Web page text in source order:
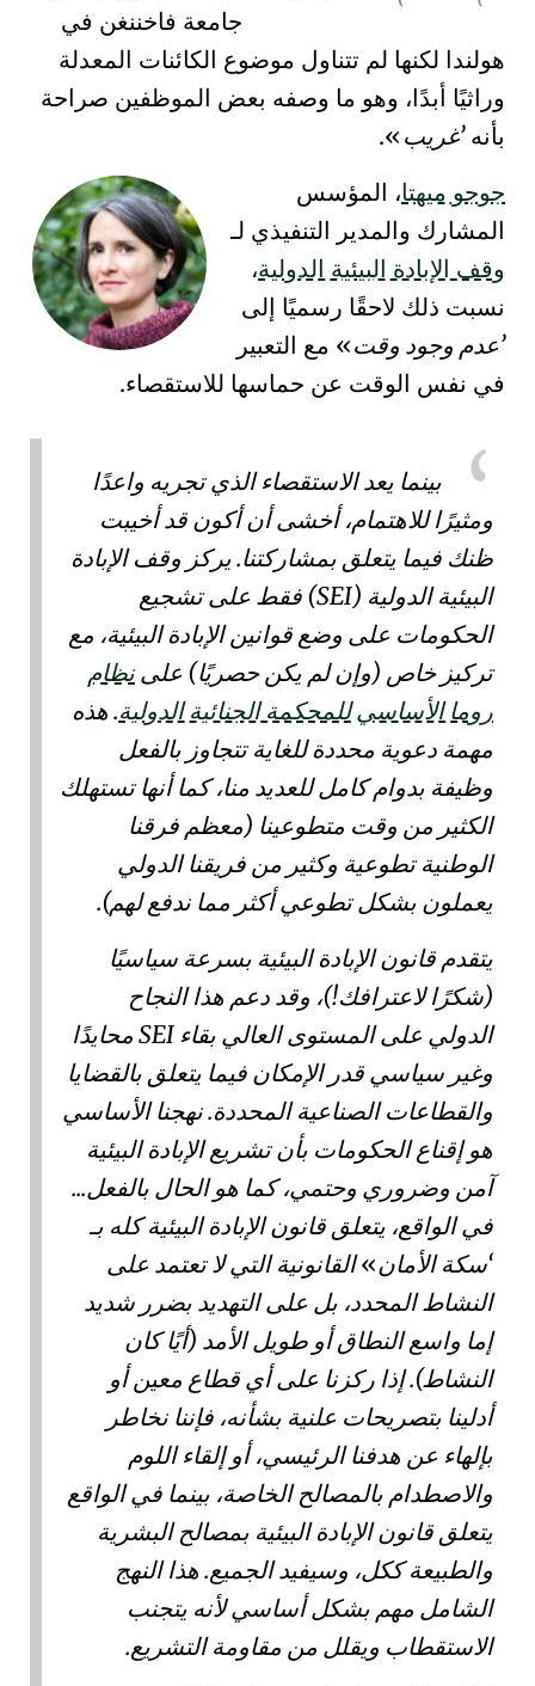
جامعة فاخننغنفي
هولندا لكنها لم تتناول موضوع الكائنات المعدلة
وراثيًا أبدًا، وهو ما وصفه بعض الموظفين صراحة
بأنه غريب .
جوجو ميهتا، المؤسس
المشارك والمدير التنفيذي لـ
وقف الإبادة البيئية الدولية،
نسبت ذلك لاحقًا رسميًا إلى
عدم وجود وقت مع التعبير
في نفس الوقت عن حماسها للاستقصاء.
بينما يعد الاستقصاء الذي تجريه واعدًا
ومثيرًا للاهتمام، أخشى أن أكون قد أخيبت
ظنك فيما يتعلق بمشاركتنا. يركز وقف الإبادة
البيئية الدولية (SEI) فقط على تشجيع
الحكومات على وضع قوانين الإبادة البيئية، مع
تركيز خاص (وإن لم يكن حصريًا) على نظام
روما الأساسي للمحكمة الجنائية الدولية. هذه
مهمة دعوية محددة للغاية تتجاوز بالفعل
وظيفة بدوام كامل للعديد منا، كما أنها تستهلك
الكثير من وقت متطوعينا (معظم فرقنا
الوطنية تطوعية وكثير من فريقنا الدولي
يعملون بشكل تطوعي أكثر مما ندفع لهم).
يتقدم قانون الإبادة البيئية بسرعة سياسيًا
(شكرًا لاعترافك!)، وقد دعم هذا النجاح
الدولي على المستوى العالي بقاء SEI محايدًا
وغير سياسي قدر الإمكان فيما يتعلق بالقضايا
والقطاعات الصناعية المحددة. نهجنا الأساسي
هو إقناع الحكومات بأن تشريع الإبادة البيئية
آمن وضروري وحتمي، كما هو الحال بالفعل...
في الواقع، يتعلق قانون الإبادة البيئية كله بـ
سكة الأمان القانونية التي لا تعتمد على
النشاط المحدد، بل على التهديد بضرر شديد
إما واسع النطاق أو طويل الأمد (أيًا كان
النشاط). إذا ركزنا على أي قطاع معين أو
أدلينا بتصريحات علنية بشأنه، فإننا نخاطر
بإلهاء عن هدفنا الرئيسي، أو إلقاء اللوم
والاصطدام بالمصالح الخاصة، بينما في الواقع
يتعلق قانون الإبادة البيئية بمصالح البشرية
والطبيعة ككل، وسيفيد الجميع. هذا النهج
الشامل مهم بشكل أساسي لأنه يتجنب
الاستقطاب ويقلل من مقاومة التشريع.